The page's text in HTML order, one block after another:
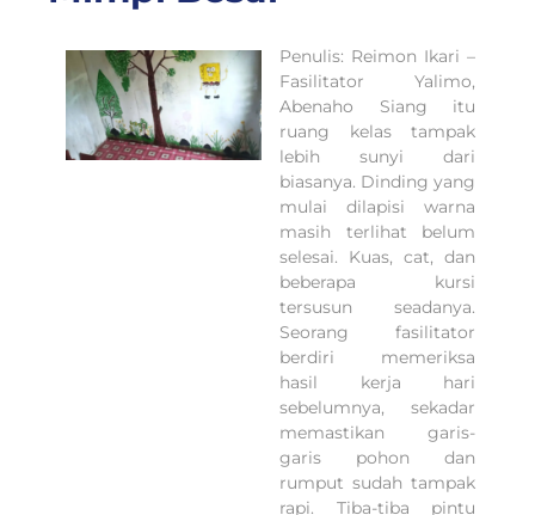
Penulis: Reimon Ikari –
Fasilitator Yalimo,
Abenaho Siang itu
ruang kelas tampak
lebih sunyi dari
biasanya. Dinding yang
mulai dilapisi warna
masih terlihat belum
selesai. Kuas, cat, dan
beberapa kursi
tersusun seadanya.
Seorang fasilitator
berdiri memeriksa
hasil kerja hari
sebelumnya, sekadar
memastikan garis-
garis pohon dan
rumput sudah tampak
rapi. Tiba-tiba pintu